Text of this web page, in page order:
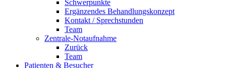
Schwerpunkte
Ergänzendes Behandlungskonzept
Kontakt / Sprechstunden
Team
Zentrale-Notaufnahme
Zurück
Team
Patienten & Besucher